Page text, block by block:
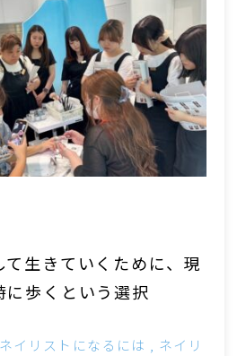
生きていくために、現
に歩くという選択
ネイリストになるには
ネイリ